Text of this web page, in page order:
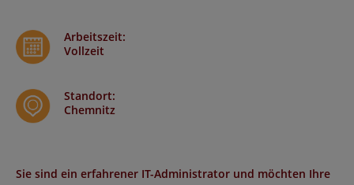
Arbeitszeit:
Vollzeit
Standort:
Chemnitz
Sie sind ein erfahrener IT-Administrator und möchten Ihre